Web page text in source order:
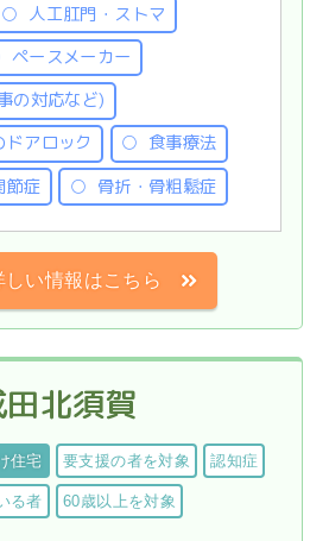
人工肛門・ストマ
ペースメーカー
の対応など)
アロック
食事療法
節症
骨折・骨粗鬆症
しい情報はこちら
北須賀
住宅 要支援の者を対象 認知症
る者 60歳以上を対象